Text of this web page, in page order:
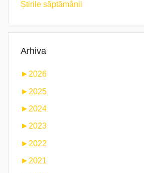
Știrile săptămânii
Arhiva
► 2026
► 2025
► 2024
►2023
► 2022
► 2021